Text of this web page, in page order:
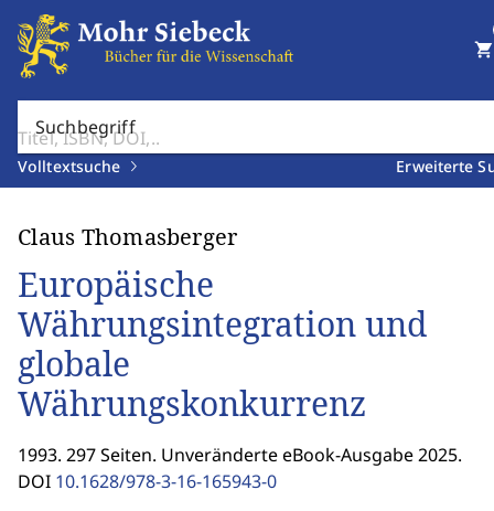
Suchbegriff
Volltextsuche Erweiterte
shopping_cart
Claus Thomasberger
Europäische
Währungsintegration und
globale
Währungskonkurrenz
1993. 297 Seiten. Unveränderte eBook-Ausgabe 2025.
DOI 10.1628/978-3-16-165943-0